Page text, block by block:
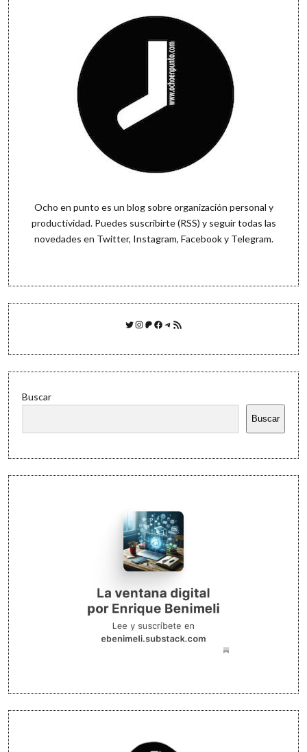
Ocho en punto es un blog sobre organización personal y
productividad. Puedes suscribirte (RSS) y seguir todas las
novedades en Twitter, Instagram, Facebooky Telegram.
Twitter
Instagram
Patreon
Facebook
Telegram
Feed RSS
Buscar
Buscar